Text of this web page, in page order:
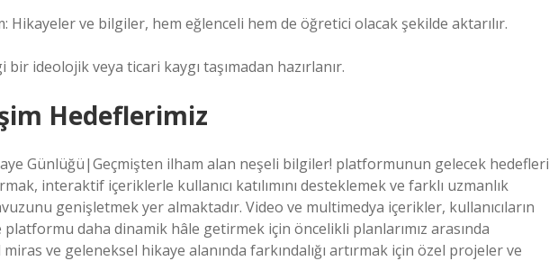
Hikayeler ve bilgiler, hem eğlenceli hem de öğretici olacak şekilde aktarılır.
ideolojik veya ticari kaygı taşımadan hazırlanır.
Hedeflerimiz
Günlüğü|Geçmişten ilham alan neşeli bilgiler! platformunun gelecek hedefleri
interaktif içeriklerle kullanıcı katılımını desteklemek ve farklı uzmanlık
genişletmek yer almaktadır. Video ve multimedya içerikler, kullanıcıların
daha dinamik hâle getirmek için öncelikli planlarımız arasında
ve geleneksel hikaye alanında farkındalığı artırmak için özel projeler ve